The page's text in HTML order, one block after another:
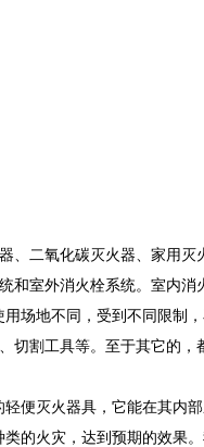
、二氧化碳灭火器、家用
和室外消火栓系统。室内
场地不同，受到不同限制
切割工具等。至于其它的
便灭火器具，它能在其内
的火灾，达到预期的效果